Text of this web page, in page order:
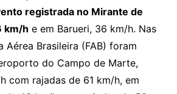
registrada no Mirante de
km/h e em Barueri, 36 km/h. Nas
Aérea Brasileira (FAB) foram
do Campo de Marte,
com rajadas de 61 km/h, em